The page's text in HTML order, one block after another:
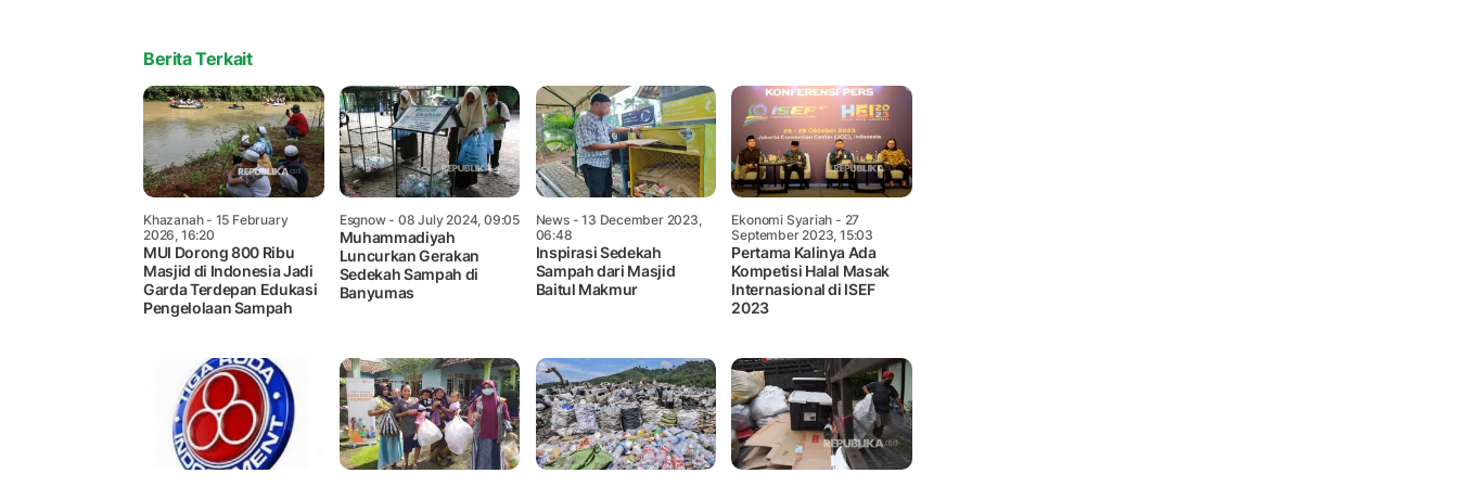
Berita Terkait
Khazanah- 15 February
2026, 16:20
MUI Dorong 800 Ribu
Masjid di Indonesia Jadi
Garda Terdepan Edukasi
Pengelolaan Sampah
Esgnow- 08 July 2024, 09:05
Muhammadiyah
Luncurkan Gerakan
Sedekah Sampah di
Banyumas
News- 13 December 2023,
06:48
Inspirasi Sedekah
Sampah dari Masjid
Baitul Makmur
Ekonomi Syariah - 27
September 2023, 15:03
Pertama Kalinya Ada
Kompetisi Halal Masak
Internasional di ISEF
2023